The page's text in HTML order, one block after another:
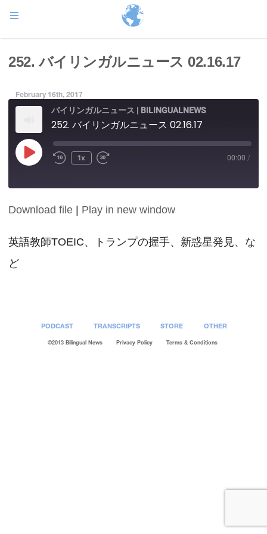
252. バイリンガルニュース 02.16.17
February 16th, 2017
バイリンガルニュース | BILINGUALNEWS
252. バイリンガルニュース 02.16.17
Play
Episode
1x 00:00 /
SHARE
LINK
Download file Play in new window
英語教師TOEIC、トランプの握手、新惑星発見、な
ど
PODCAST TRANSCRIPTS STORE OTHER
©2013 Bilingual News Privacy Policy Terms & Conditions